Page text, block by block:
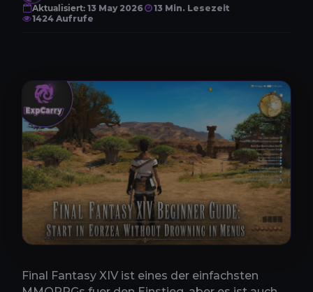
Aktualisiert: 13 May 2026
13 Min. Lesezeit
1424 Aufrufe
Final Fantasy XIV ist eines der einfachsten